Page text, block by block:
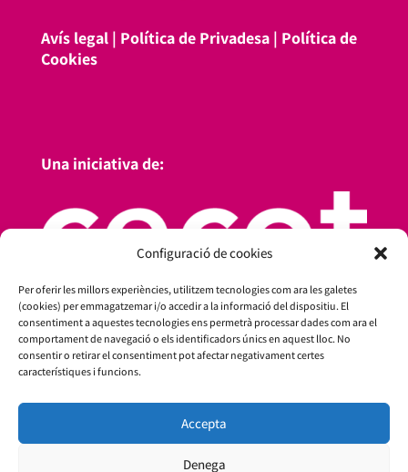
Configuració de cookies
Per oferir les millors experiències, utilitzem tecnologies com ara les galetes
(cookies) per emmagatzemar i/o accedir a la informació del dispositiu. El
consentiment a aquestes tecnologies ens permetrà processar dades com ara el
comportament de navegació o els identificadors únics en aquest lloc. No
consentir o retirar el consentiment pot afectar negativament certes
característiques i funcions.
Accepta
Denega
Avís legal| Política de Privadesa| Política de
Cookies
Una iniciativa de: